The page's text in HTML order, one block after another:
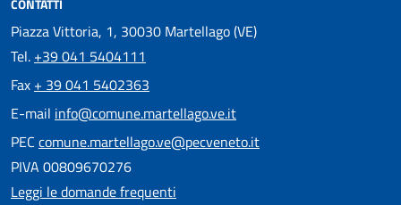
CONTATTI
Piazza Vittoria, 1, 30030 Martellago (VE)
Tel. +39 041 5404111
Fax + 39 041 5402363
E-mail info@comune.martellago.ve.it
PEC comune.martellago.ve@pecveneto.it
PIVA 00809670276
Leggi le domande frequenti